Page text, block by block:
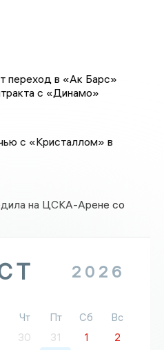
переход в «Ак Барс»
с «Динамо»
с «Кристаллом» в
на ЦСКА-Арене со
2026
Чт Пт Сб
Вс
30 31 1
2